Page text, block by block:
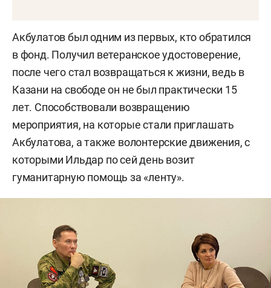
Акбулатов был одним из первых, кто обратился
в фонд. Получил ветеранское удостоверение,
после чего стал возвращаться к жизни, ведь в
Казани на свободе он не был практически 15
лет. Способствовали возвращению
мероприятия, на которые стали приглашать
Акбулатова, а также волонтерские движения, с
которыми Ильдар по сей день возит
гуманитарную помощь за «ленту».